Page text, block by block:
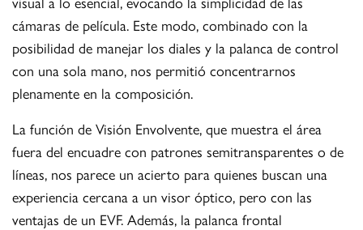
cámaras de película. Este modo, combinado con la
posibilidad de manejar los diales y la palanca de control
con una sola mano, nos permitió concentrarnos
plenamente en la composición.
La función de Visión Envolvente, que muestra el área
fuera del encuadre con patrones semitransparentes o de
líneas, nos parece un acierto para quienes buscan una
experiencia cercana a un visor óptico, pero con las
ventajas de un EVF. Además, la palanca frontal